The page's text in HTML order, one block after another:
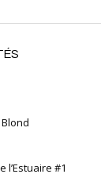
l’Estuaire #1